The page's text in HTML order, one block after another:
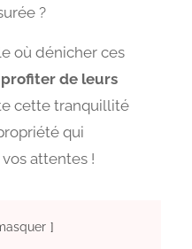
?
où dénicher ces
profiter de leurs
cette tranquillité
qui
attentes !